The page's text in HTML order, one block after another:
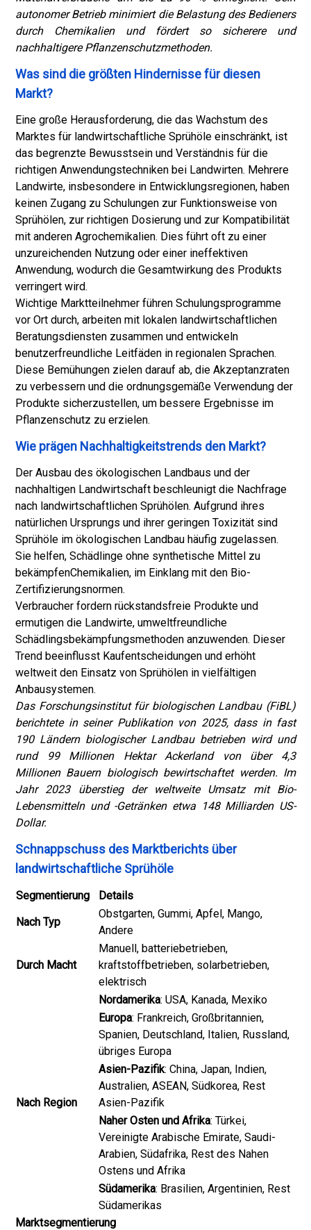
autonomer Betrieb minimiert die Belastung des Bedieners
durch Chemikalien und fördert so sicherere und
nachhaltigere Pflanzenschutzmethoden.
Was sind die größten Hindernisse für diesen
Markt?
Eine große Herausforderung, die das Wachstum des
Marktes für landwirtschaftliche Sprühöle einschränkt, ist
das begrenzte Bewusstsein und Verständnis für die
richtigen Anwendungstechniken bei Landwirten. Mehrere
Landwirte, insbesondere in Entwicklungsregionen, haben
keinen Zugang zu Schulungen zur Funktionsweise von
Sprühölen, zur richtigen Dosierung und zur Kompatibilität
mit anderen Agrochemikalien. Dies führt oft zu einer
unzureichenden Nutzung oder einer ineffektiven
Anwendung, wodurch die Gesamtwirkung des Produkts
verringert wird.
Wichtige Marktteilnehmer führen Schulungsprogramme
vor Ort durch, arbeiten mit lokalen landwirtschaftlichen
Beratungsdiensten zusammen und entwickeln
benutzerfreundliche Leitfäden in regionalen Sprachen.
Diese Bemühungen zielen darauf ab, die Akzeptanzraten
zu verbessern und die ordnungsgemäße Verwendung der
Produkte sicherzustellen, um bessere Ergebnisse im
Pflanzenschutz zu erzielen.
Wie prägen Nachhaltigkeitstrends den Markt?
Der Ausbau des ökologischen Landbaus und der
nachhaltigen Landwirtschaft beschleunigt die Nachfrage
nach landwirtschaftlichen Sprühölen. Aufgrund ihres
natürlichen Ursprungs und ihrer geringen Toxizität sind
Sprühöle im ökologischen Landbau häufig zugelassen.
Sie helfen, Schädlinge ohne synthetische Mittel zu
bekämpfenChemikalien, im Einklang mit den Bio-
Zertifizierungsnormen.
Verbraucher fordern rückstandsfreie Produkte und
ermutigen die Landwirte, umweltfreundliche
Schädlingsbekämpfungsmethoden anzuwenden. Dieser
Trend beeinflusst Kaufentscheidungen und erhöht
weltweit den Einsatz von Sprühölen in vielfältigen
Anbausystemen.
Das Forschungsinstitut für biologischen Landbau (FiBL)
berichtete in seiner Publikation von 2025, dass in fast
190 Ländern biologischer Landbau betrieben wird und
rund 99 Millionen Hektar Ackerland von über 4,3
Millionen Bauern biologisch bewirtschaftet werden. Im
Jahr 2023 überstieg der weltweite Umsatz mit Bio-
Lebensmitteln und -Getränken etwa 148 Milliarden US-
Dollar.
Schnappschuss des Marktberichts über
landwirtschaftliche Sprühöle
Segmentierung
Details
Nach Typ
Obstgarten, Gummi, Apfel, Mango,
Andere
Durch Macht
Manuell, batteriebetrieben,
kraftstoffbetrieben, solarbetrieben,
elektrisch
Nach Region
Nordamerika: USA, Kanada, Mexiko
Europa: Frankreich, Großbritannien,
Spanien, Deutschland, Italien, Russland,
übriges Europa
Asien-Pazifik: China, Japan, Indien,
Australien, ASEAN, Südkorea, Rest
Asien-Pazifik
Naher Osten und Afrika: Türkei,
Vereinigte Arabische Emirate, Saudi-
Arabien, Südafrika, Rest des Nahen
Ostens und Afrika
Südamerika: Brasilien, Argentinien, Rest
Südamerikas
Marktsegmentierung